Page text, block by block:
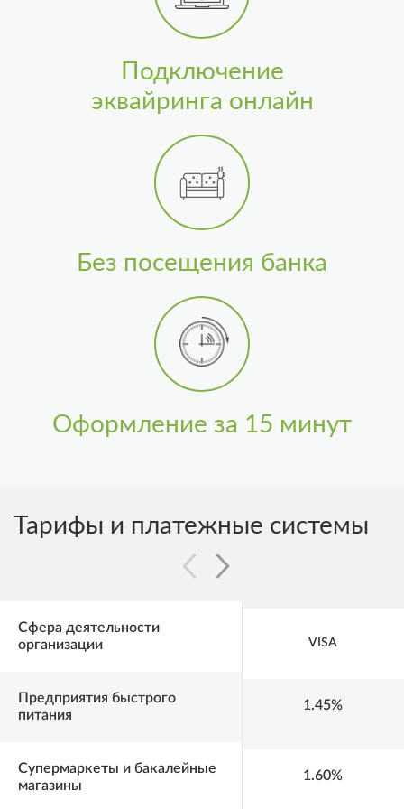
Подключение
эквайринга онлайн
Без посещения банка
Оформление за 15 минут
Тарифы и платежные системы
Сфера деятельности
организации
Предприятия быстрого
питания
Супермаркеты и бакалейные
магазины
VISA
1.45%
1.60%